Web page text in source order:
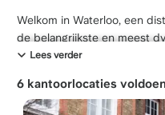
Welkom in Waterloo, een
de belangrijkste en meest
van de Britse hoofdstad.
Waterloo een ongekende
de Theems. De wijk is de
Lees verder
6 kantoorlocaties